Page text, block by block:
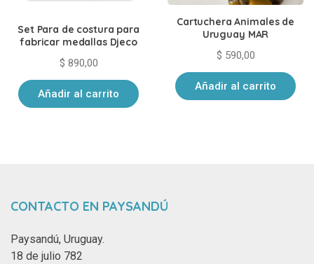
Set Para de costura para
fabricar medallas Djeco
$ 890,00
Añadir al carrito
Cartuchera Animales de
Uruguay MAR
$ 590,00
Añadir al carrito
CONTACTO EN PAYSANDÚ
Paysandú, Uruguay.
18 de julio 782